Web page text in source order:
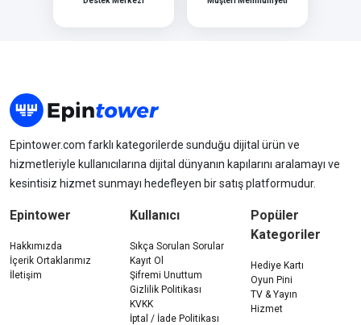
Epintower.com farklı kategorilerde sunduğu dijital ürün ve
hizmetleriyle kullanıcılarına dijital dünyanın kapılarını aralamayı ve
kesintisiz hizmet sunmayı hedefleyen bir satış platformudur.
Epintower
Hakkımızda
İçerik Ortaklarımız
İletişim
Kullanıcı
Sıkça Sorulan Sorular
Kayıt Ol
Şifremi Unuttum
Gizlilik Politikası
KVKK
İptal / İade Politikası
Popüler
Kategoriler
Hediye Kartı
Oyun Pini
TV & Yayın
Hizmet